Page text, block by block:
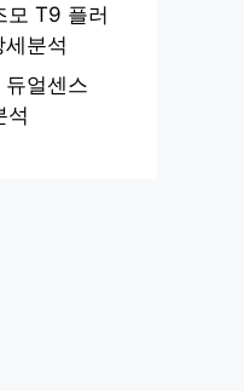
모 T9 플러
분석
얼센스
석